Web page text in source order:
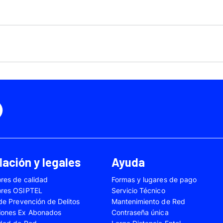
40 Neo
Fusión
Motorola Moto
Ed. Esp. Motorola Moto G20 Motorola Moto G200
Power Motorola Moto G31 Motorola Moto G35
Oppo Reno 6 Lite
Samsung Galaxy A03 Samsung Galaxy
Samsung Galaxy A05 Samsung Galaxy
Samsung Galaxy A14 Samsung Galaxy A15
y legales
de calidad
OSIPTEL
Prevención de Delitos
Ex Abonados
Ayuda
Formas y lugares de pago
Servicio Técnico
Mantenimiento de Red
Contraseña única